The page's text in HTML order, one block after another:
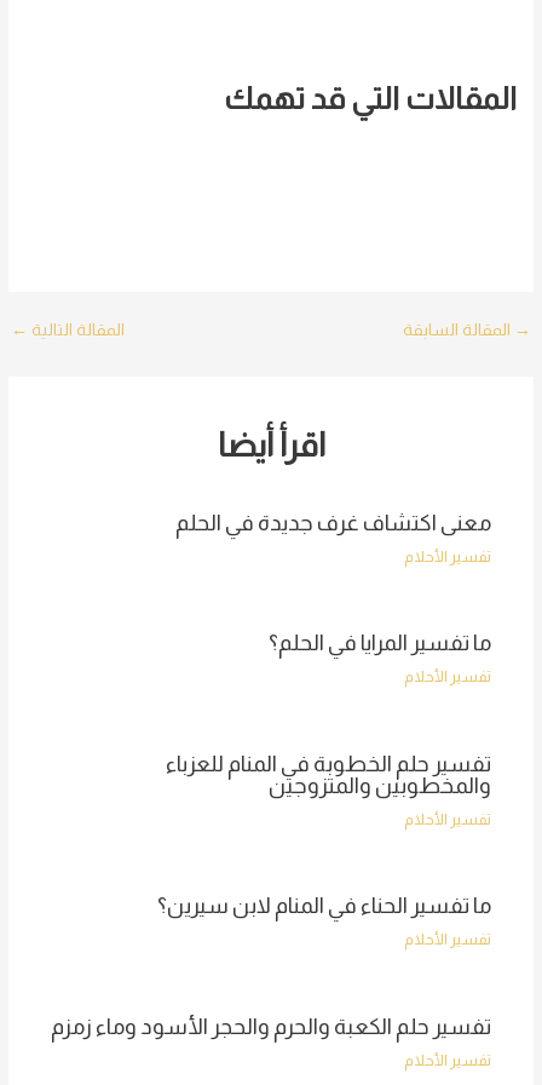
المقالات التي قد تهمك
Post
→ المقالة السابقة المقالة التالية ←
اقرأ أيضا
معنى اكتشاف غرف جديدة في الحلم
تفسير الأحلام
ما تفسير المرايا في الحلم؟
تفسير الأحلام
تفسير حلم الخطوبة في المنام للعزباء
والمخطوبين والمتزوجين
تفسير الأحلام
ما تفسير الحناء في المنام لابن سيرين؟
تفسير الأحلام
تفسير حلم الكعبة والحرم والحجر الأسود وماء زمزم
تفسير الأحلام